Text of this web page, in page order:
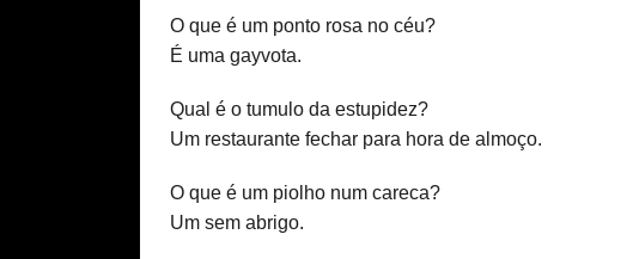
O que é um ponto rosa no céu?
É uma gayvota.
Qual é o tumulo da estupidez?
Um restaurante fechar para hora de almoço.
O que é um piolho num careca?
Um sem abrigo.